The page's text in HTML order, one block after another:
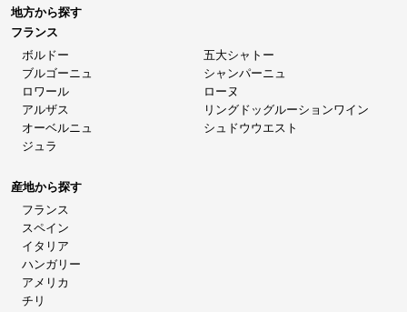
地方から探す
フランス
ボルドー
五大シャトー
ブルゴーニュ
シャンパーニュ
ロワール
ローヌ
アルザス
リングドッグルーションワイン
オーベルニュ
シュドウウエスト
ジュラ
産地から探す
フランス
スペイン
イタリア
ハンガリー
アメリカ
チリ